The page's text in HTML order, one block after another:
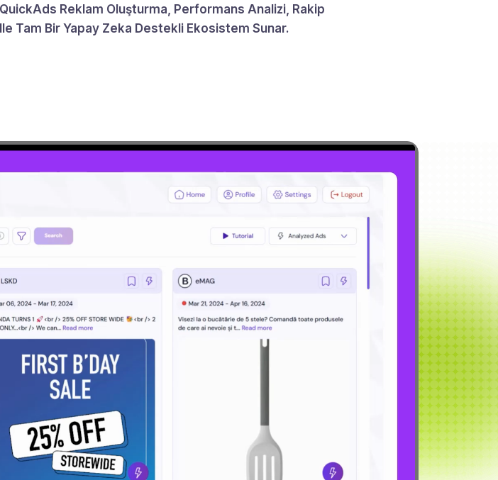
Reklam Oluşturma, Performans Analizi, Rakip
Tam Bir Yapay Zeka Destekli Ekosistem Sunar.